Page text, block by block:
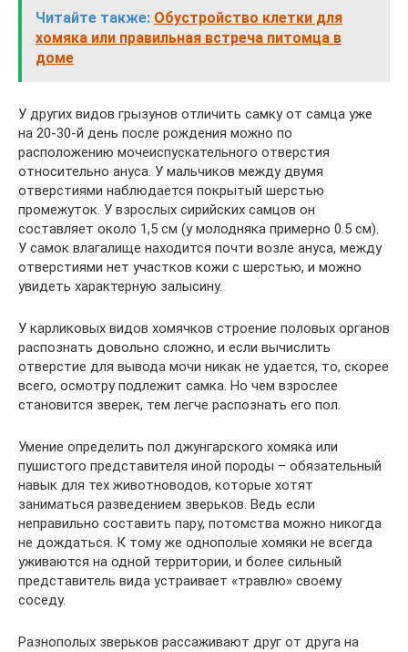
Читайте также: Обустройство клетки для
хомяка или правильная встреча питомца в
доме
У других видов грызунов отличить самку от самца уже
на 20-30-й день после рождения можно по
расположению мочеиспускательного отверстия
относительно ануса. У мальчиков между двумя
отверстиями наблюдается покрытый шерстью
промежуток. У взрослых сирийских самцов он
составляет около 1,5 см (у молодняка примерно 0.5 см).
У самок влагалище находится почти возле ануса, между
отверстиями нет участков кожи с шерстью, и можно
увидеть характерную залысину.
У карликовых видов хомячков строение половых органов
распознать довольно сложно, и если вычислить
отверстие для вывода мочи никак не удается, то, скорее
всего, осмотру подлежит самка. Но чем взрослее
становится зверек, тем легче распознать его пол.
Умение определить пол джунгарского хомяка или
пушистого представителя иной породы – обязательный
навык для тех животноводов, которые хотят
заниматься разведением зверьков. Ведь если
неправильно составить пару, потомства можно никогда
не дождаться. К тому же однополые хомяки не всегда
уживаются на одной территории, и более сильный
представитель вида устраивает «травлю» своему
соседу.
Разнополых зверьков рассаживают друг от друга на